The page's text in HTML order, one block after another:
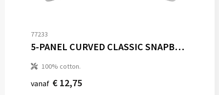
77233
5-PANEL CURVED CLASSIC SNAPBACK
100% cotton.
vanaf € 12,75